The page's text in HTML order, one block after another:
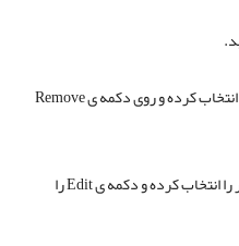
برای حذف تنظیمات گزینه ی مورد نظر را انتخاب کرده و روی دکمه ی Remove
برای ویرایش تنظیمات، گزینه ی مورد نظر را انتخاب کرده و دکمه ی Edit را